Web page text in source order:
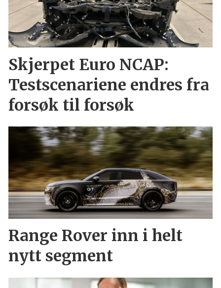
Skjerpet Euro NCAP:
Testscenariene endres fra
forsøk til forsøk
Range Rover inn i helt
nytt segment